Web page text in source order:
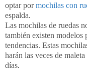
optar pormochilas con
espalda.
Las mochilas de ruedas
también existen modelos
tendencias. Estas
harán las veces de
días.